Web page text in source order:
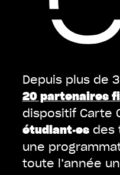
Depuis plus de
20 partenaires
dispositif Carte
étudiant·esdes
une
toute l’année